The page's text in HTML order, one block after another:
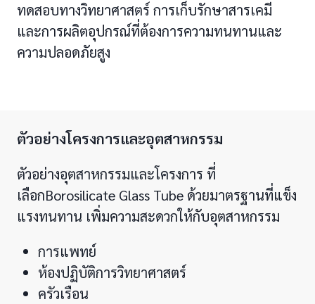
ทดสอบทางวิทยาศาสตร์ การเก็บรักษาสารเคมี
และการผลิตอุปกรณ์ที่ต้องการความทนทานและ
ความปลอดภัยสูง
ตัวอย่างโครงการและอุตสาหกรรม
ตัวอย่างอุตสาหกรรมและโครงการ ที่
เลือกBorosilicate Glass Tube ด้วยมาตรฐานที่แข็ง
แรงทนทาน เพิ่มความสะดวกให้กับอุตสาหกรรม
การแพทย์
ห้องปฏิบัติการวิทยาศาสตร์
ครัวเรือน